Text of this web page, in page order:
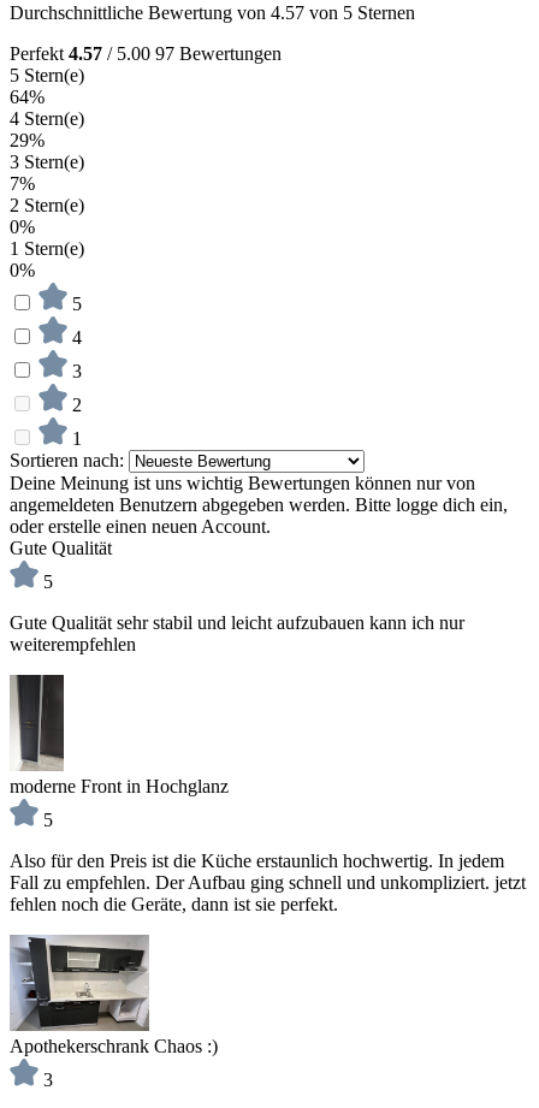
Durchschnittliche Bewertung von 4.57 von 5 Sternen
Perfekt 4.57 / 5.00 97 Bewertungen
5 Stern(e)
64%
4 Stern(e)
29%
3 Stern(e)
7%
2 Stern(e)
0%
1 Stern(e)
0%
5
4
3
2
1
Sortieren nach:
Deine Meinung ist uns wichtig Bewertungen können nur von
angemeldeten Benutzern abgegeben werden. Bitte logge dich ein,
oder erstelle einen neuen Account.
Gute Qualität
5
Gute Qualität sehr stabil und leicht aufzubauen kann ich nur
weiterempfehlen
moderne Front in Hochglanz
5
Also für den Preis ist die Küche erstaunlich hochwertig. In jedem
Fall zu empfehlen. Der Aufbau ging schnell und unkompliziert. jetzt
fehlen noch die Geräte, dann ist sie perfekt.
Apothekerschrank Chaos :)
3